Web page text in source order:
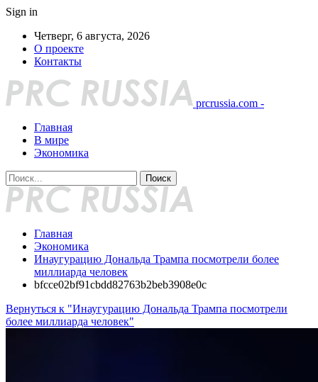
Sign in
Четверг, 6 августа, 2026
О проекте
Контакты
prcrussia.com -
Главная
В мире
Экономика
Главная
Экономика
Инаугурацию Дональда Трампа посмотрели более
миллиарда человек
bfcce02bf91cbdd82763b2beb3908e0c
Вернуться к "Инаугурацию Дональда Трампа посмотрели
более миллиарда человек"